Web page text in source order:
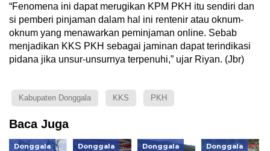
“Fenomena ini dapat merugikan KPM PKH itu sendiri dan
si pemberi pinjaman dalam hal ini rentenir atau oknum-
oknum yang menawarkan peminjaman online. Sebab
menjadikan KKS PKH sebagai jaminan dapat terindikasi
pidana jika unsur-unsurnya terpenuhi,” ujar Riyan. (Jbr)
Kabupaten Donggala KKS PKH
Baca Juga
Donggala Donggala Donggala Donggala